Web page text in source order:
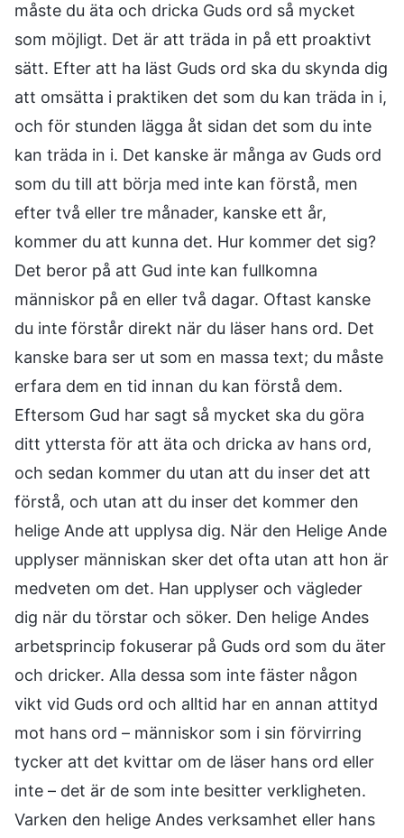
måste du äta och dricka Guds ord så mycket
som möjligt. Det är att träda in på ett proaktivt
sätt. Efter att ha läst Guds ord ska du skynda dig
att omsätta i praktiken det som du kan träda in i,
och för stunden lägga åt sidan det som du inte
kan träda in i. Det kanske är många av Guds ord
som du till att börja med inte kan förstå, men
efter två eller tre månader, kanske ett år,
kommer du att kunna det. Hur kommer det sig?
Det beror på att Gud inte kan fullkomna
människor på en eller två dagar. Oftast kanske
du inte förstår direkt när du läser hans ord. Det
kanske bara ser ut som en massa text; du måste
erfara dem en tid innan du kan förstå dem.
Eftersom Gud har sagt så mycket ska du göra
ditt yttersta för att äta och dricka av hans ord,
och sedan kommer du utan att du inser det att
förstå, och utan att du inser det kommer den
helige Ande att upplysa dig. När den Helige Ande
upplyser människan sker det ofta utan att hon är
medveten om det. Han upplyser och vägleder
dig när du törstar och söker. Den helige Andes
arbetsprincip fokuserar på Guds ord som du äter
och dricker. Alla dessa som inte fäster någon
vikt vid Guds ord och alltid har en annan attityd
mot hans ord – människor som i sin förvirring
tycker att det kvittar om de läser hans ord eller
inte – det är de som inte besitter verkligheten.
Varken den helige Andes verksamhet eller hans